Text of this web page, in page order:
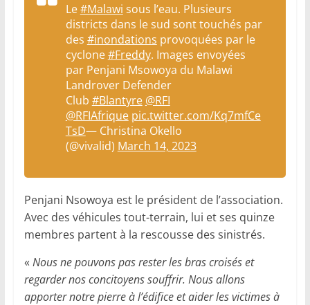
Le#Malawi sous l’eau. Plusieurs
districts dans le sud sont touchés par
des #inondations provoquées par le
cyclone#Freddy. Images envoyées
par Penjani Msowoya du Malawi
Landrover Defender
Club #Blantyre⁦ @RFI
@RFIAfrique⁩ pic.twitter.com/Kq7mfCe
TsD— Christina Okello
(@vivalid) March 14, 2023
Penjani Nsowoya est le président de l’association.
Avec des véhicules tout-terrain, lui et ses quinze
membres partent à la rescousse des sinistrés.
« Nous ne pouvons pas rester les bras croisés et
regarder nos concitoyens souffrir. Nous allons
apporter notre pierre à l’édifice et aider les victimes à